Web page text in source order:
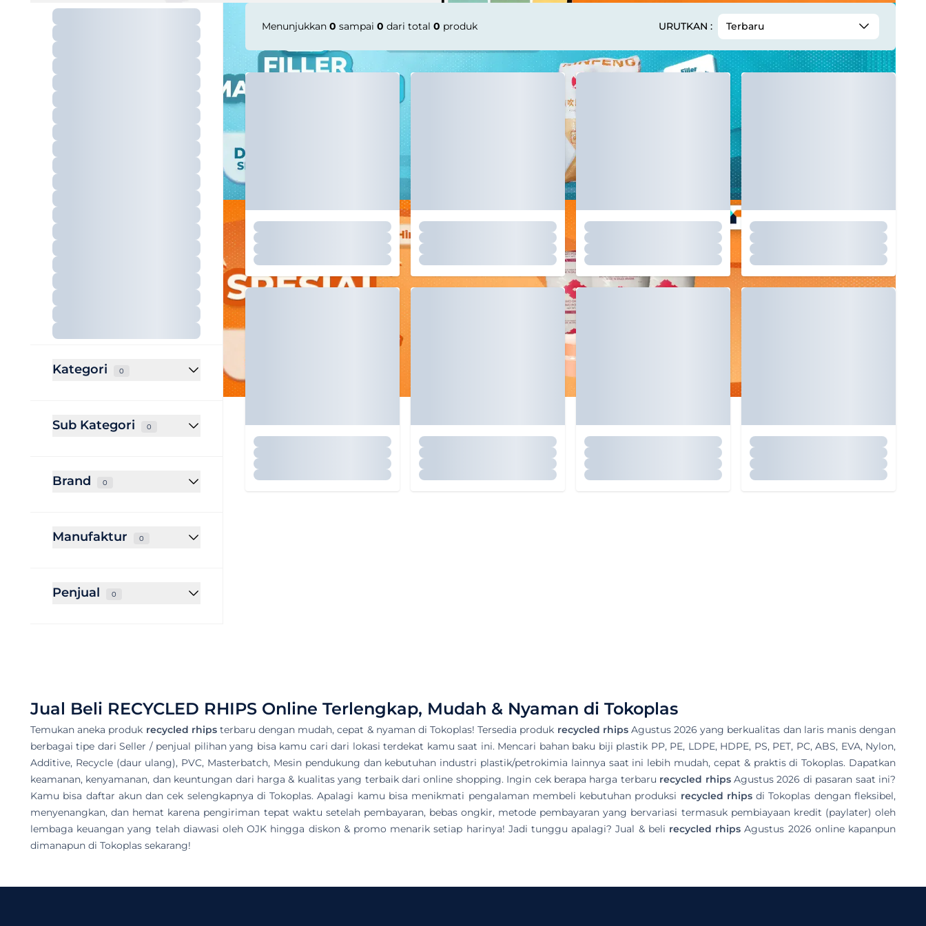
Kategori 0
Sub Kategori 0
Brand 0
Manufaktur 0
Penjual 0
Menunjukkan 0 sampai 0 dari total 0 produk URUTKAN : Terbaru
Jual Beli RECYCLED RHIPS Online Terlengkap, Mudah & Nyaman di Tokoplas
Temukan aneka produk recycled rhipsterbaru dengan mudah, cepat & nyaman di Tokoplas! Tersedia produk recycled rhipsAgustus 2026 yang berkualitas dan laris manis dengan
berbagai tipe dari Seller / penjual pilihan yang bisa kamu cari dari lokasi terdekat kamu saat ini. Mencari bahan baku biji plastik PP, PE, LDPE, HDPE, PS, PET, PC, ABS, EVA, Nylon,
Additive, Recycle (daur ulang), PVC, Masterbatch, Mesin pendukung dan kebutuhan industri plastik/petrokimia lainnya saat ini lebih mudah, cepat & praktis di Tokoplas. Dapatkan
keamanan, kenyamanan, dan keuntungan dari harga & kualitas yang terbaik dari online shopping. Ingin cek berapa harga terbaru recycled rhipsAgustus 2026 di pasaran saat ini?
Kamu bisa daftar akun dan cek selengkapnya di Tokoplas. Apalagi kamu bisa menikmati pengalaman membeli kebutuhan produksi recycled rhipsdi Tokoplas dengan fleksibel,
menyenangkan, dan hemat karena pengiriman tepat waktu setelah pembayaran, bebas ongkir, metode pembayaran yang bervariasi termasuk pembiayaan kredit (paylater) oleh
lembaga keuangan yang telah diawasi oleh OJK hingga diskon & promo menarik setiap harinya! Jadi tunggu apalagi? Jual & beli recycled rhips Agustus 2026 online kapanpun
dimanapun di Tokoplas sekarang!